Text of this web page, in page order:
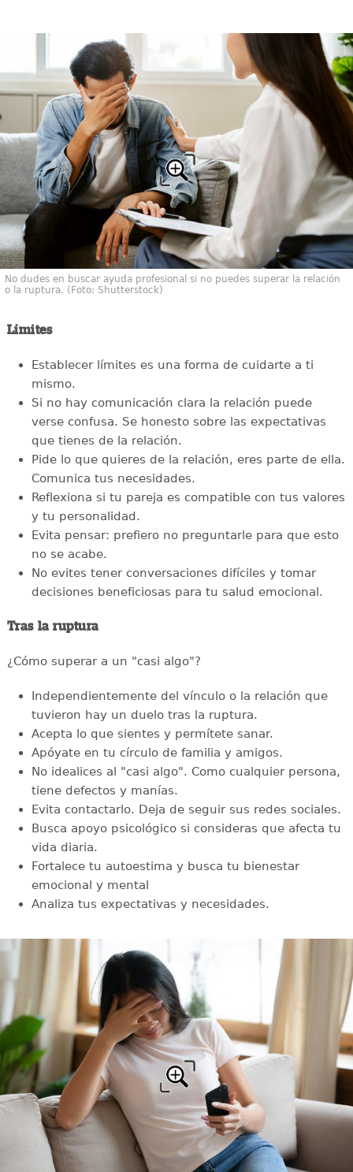
No dudes en buscar ayuda profesional si no puedes superar la relación
o la ruptura. (Foto: Shutterstock)
Límites
Establecer límites es una forma de cuidarte a ti
mismo.
Si no hay comunicación clara la relación puede
verse confusa. Se honesto sobre las expectativas
que tienes de la relación.
Pide lo que quieres de la relación, eres parte de ella.
Comunica tus necesidades.
Reflexiona si tu pareja es compatible con tus valores
y tu personalidad.
Evita pensar: prefiero no preguntarle para que esto
no se acabe.
No evites tener conversaciones difíciles y tomar
decisiones beneficiosas para tu salud emocional.
Tras la ruptura
¿Cómo superar a un "casi algo"?
Independientemente del vínculo o la relación que
tuvieron hay un duelo tras la ruptura.
Acepta lo que sientes y permítete sanar.
Apóyate en tu círculo de familia y amigos.
No idealices al "casi algo". Como cualquier persona,
tiene defectos y manías.
Evita contactarlo. Deja de seguir sus redes sociales.
Busca apoyo psicológico si consideras que afecta tu
vida diaria.
Fortalece tu autoestima y busca tu bienestar
emocional y mental
Analiza tus expectativas y necesidades.